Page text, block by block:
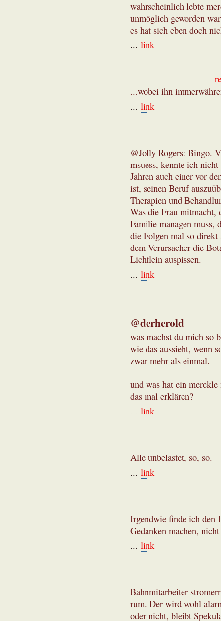
wahrscheinlich lebte
unmöglich geworden
es hat sich eben doch
... link
...wobei ihn
... link
@Jolly Rogers: Bingo.
msuess, kennte ich
Jahren auch einer vor
ist, seinen Beruf
Therapien und
Was die Frau
Familie managen muss,
die Folgen mal so direkt
dem Verursacher die
Lichtlein auspissen.
... link
@derherold
was machst du mich so
wie das aussieht, wenn
zwar mehr als einmal.
und was hat ein
das mal erklären?
... link
Alle unbelastet, so, so.
... link
Irgendwie finde ich den
Gedanken machen,
... link
Bahnmitarbeiter
rum. Der wird wohl
oder nicht, bleibt